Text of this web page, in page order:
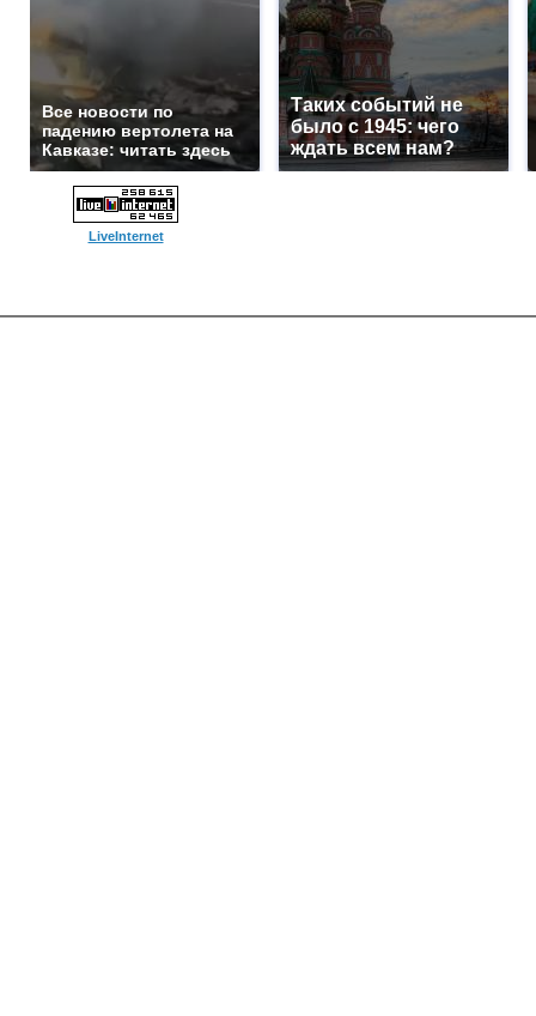
Все новости по
падению вертолета на
Кавказе: читать здесь
Таких событий не
было с 1945: чего
ждать всем нам?
LiveInternet